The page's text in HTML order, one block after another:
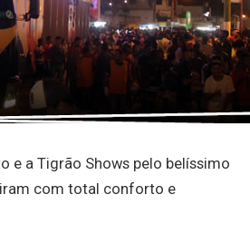
e a Tigrão Shows pelo belíssimo
com total conforto e